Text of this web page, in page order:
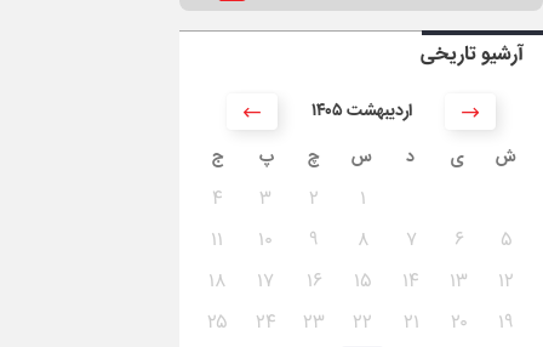
آرشیو تاریخی
۱۴۰۵ اردیبهشت
ش
ی د س چ پ ج
۱ ۲ ۳
۴
۵
۶ ۷ ۸ ۹ ۱۰
۱۱
۱۲
۱۳ ۱۴ ۱۵ ۱۶ ۱۷
۱۸
۱۹
۲۰ ۲۱ ۲۲ ۲۳ ۲۴
۲۵